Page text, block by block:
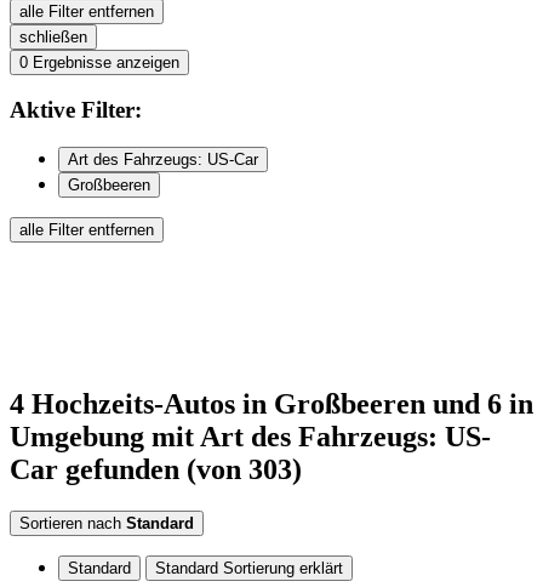
alle Filter entfernen
schließen
0 Ergebnisse anzeigen
Aktive Filter:
Art des Fahrzeugs: US-Car
Großbeeren
alle Filter entfernen
4 Hochzeits-Autos in Großbeeren und 6 in
Umgebung mit Art des Fahrzeugs: US-
Car gefunden (von 303)
Sortieren nach Standard
Standard Standard Sortierung erklärt